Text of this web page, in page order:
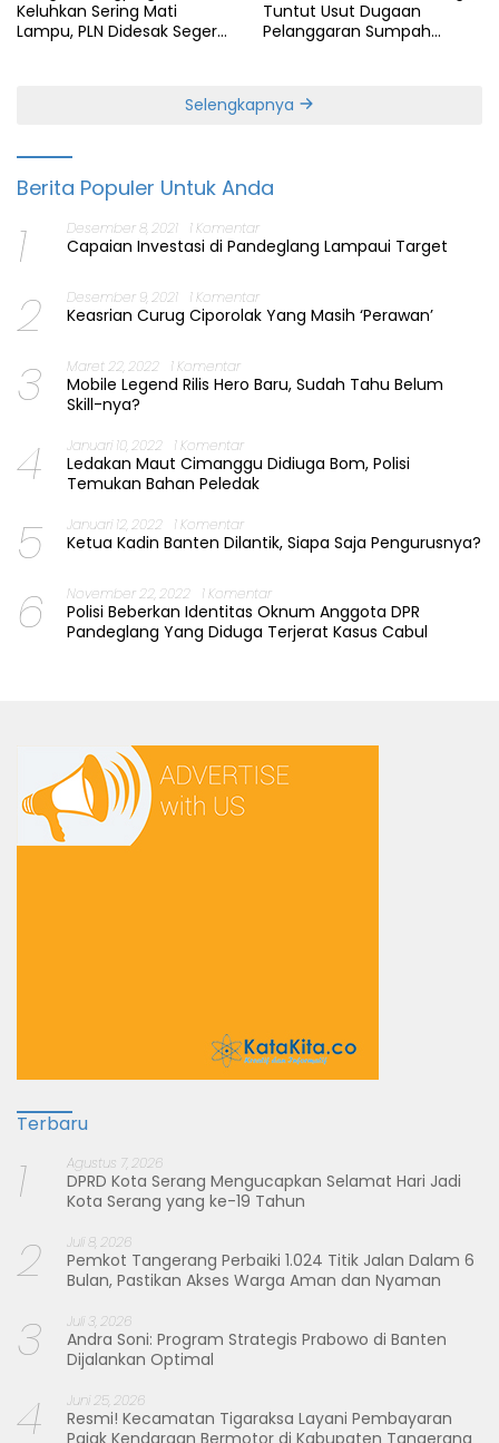
Keluhkan Sering Mati
Lampu, PLN Didesak Segera
Tuntut Usut Dugaan
Pelanggaran Sumpah
Selengkapnya
Berita Populer Untuk Anda
1 Desember 8, 2021 1 Komentar
Capaian Investasi di Pandeglang Lampaui Target
2 Desember 9, 2021 1 Komentar
Keasrian Curug Ciporolak Yang Masih ‘Perawan’
3 Maret 22, 2022 1 Komentar
Mobile Legend Rilis Hero Baru, Sudah Tahu Belum
Skill-nya?
4 Januari 10, 2022 1 Komentar
Ledakan Maut Cimanggu Didiuga Bom, Polisi
Temukan Bahan Peledak
5 Januari 12, 2022 1 Komentar
Ketua Kadin Banten Dilantik, Siapa Saja Pengurusnya?
6 November 22, 2022 1 Komentar
Polisi Beberkan Identitas Oknum Anggota DPR
Pandeglang Yang Diduga Terjerat Kasus Cabul
Terbaru
1 Agustus 7, 2026
DPRD Kota Serang Mengucapkan Selamat Hari Jadi
Kota Serang yang ke-19 Tahun
2 Juli 8, 2026
Pemkot Tangerang Perbaiki 1.024 Titik Jalan Dalam 6
Bulan, Pastikan Akses Warga Aman dan Nyaman
3 Juli 3, 2026
Andra Soni: Program Strategis Prabowo di Banten
Dijalankan Optimal
4 Juni 25, 2026
Resmi! Kecamatan Tigaraksa Layani Pembayaran
Pajak Kendaraan Bermotor di Kabupaten Tangerang